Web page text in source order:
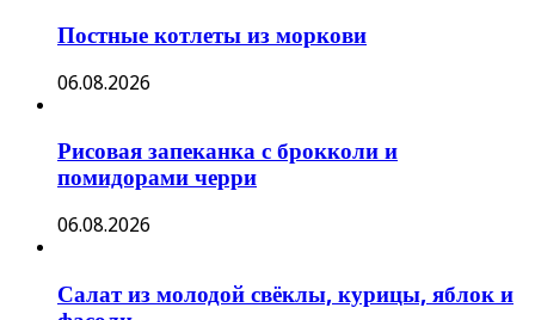
Постные котлеты из моркови
06.08.2026
Рисовая запеканка с брокколи и
помидорами черри
06.08.2026
Салат из молодой свёклы, курицы, яблок и